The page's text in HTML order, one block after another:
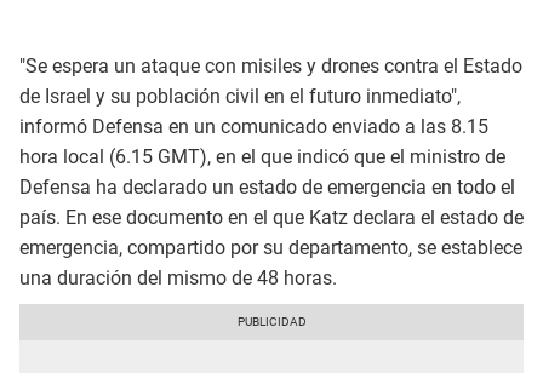
"Se espera un ataque con misiles y drones contra el Estado
de Israel y su población civil en el futuro inmediato",
informó Defensa en un comunicado enviado a las 8.15
hora local (6.15 GMT), en el que indicó que el ministro de
Defensa ha declarado un estado de emergencia en todo el
país. En ese documento en el que Katz declara el estado de
emergencia, compartido por su departamento, se establece
una duración del mismo de 48 horas.